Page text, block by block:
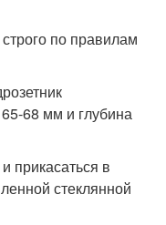
по правилам
68 мм и глубина
прикасаться в
стеклянной